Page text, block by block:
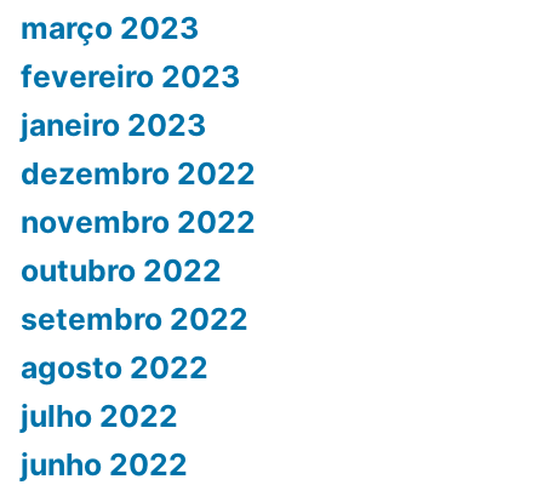
março 2023
fevereiro 2023
janeiro 2023
dezembro 2022
novembro 2022
outubro 2022
setembro 2022
agosto 2022
julho 2022
junho 2022